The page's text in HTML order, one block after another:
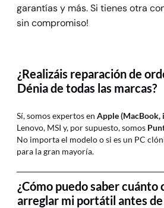
garantías y más. Si tienes otra
sin compromiso!
¿Realizáis reparación de
Dénia de todas las marcas?
Sí, somos expertos en Apple (MacBook,
Lenovo, MSI y, por supuesto, somos
No importa el modelo o si es un PC
para la gran mayoría.
¿Cómo puedo saber cuánto
arreglar mi portátil antes de